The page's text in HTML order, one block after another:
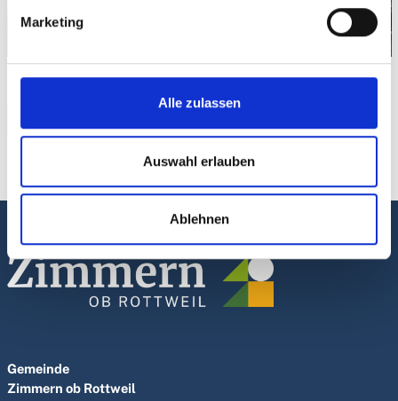
Marketing
Alle zulassen
Auswahl erlauben
Ablehnen
Gemeinde
Zimmern ob Rottweil